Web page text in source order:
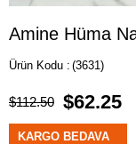
Amine Hüma
(3631)
$112.50 $62.25
KARGO BEDAVA